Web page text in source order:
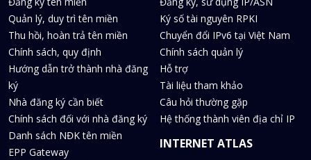
Quản lý, duy trì tên miền
Thu hồi, hoàn trả tên miền
Chính sách, quy định
Hướng dẫn trở thành nhà đăng
ký
Nhà đăng ký cần biết
Chính sách đối với nhà đăng ký
Danh sách NĐK tên miền
EPP Gateway
Ký số tài nguyên RPKI
Chuyển đổi IPv6 tại Việt Nam
Chính sách quản lý
Hỗ trợ
Tài liệu tham khảo
Câu hỏi thường gặp
Hệ thống thành viên địa chỉ IP
INTERNET ATLAS